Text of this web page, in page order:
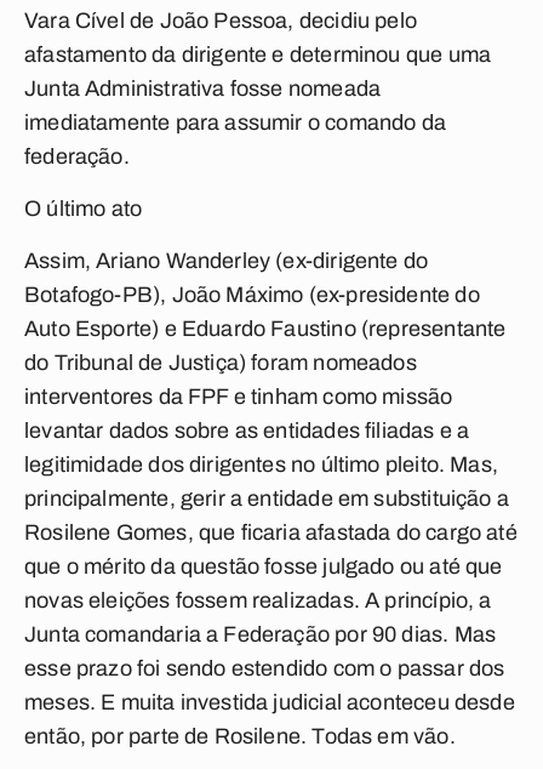
Vara Cível de João Pessoa, decidiu pelo
afastamento da dirigente e determinou que uma
Junta Administrativa fosse nomeada
imediatamente para assumir o comando da
federação.
O último ato
Assim, Ariano Wanderley (ex-dirigente do
Botafogo-PB), João Máximo (ex-presidente do
Auto Esporte) e Eduardo Faustino (representante
do Tribunal de Justiça) foram nomeados
interventores da FPF e tinham como missão
levantar dados sobre as entidades filiadas e a
legitimidade dos dirigentes no último pleito. Mas,
principalmente, gerir a entidade em substituição a
Rosilene Gomes, que ficaria afastada do cargo até
que o mérito da questão fosse julgado ou até que
novas eleições fossem realizadas. A princípio, a
Junta comandaria a Federação por 90 dias. Mas
esse prazo foi sendo estendido com o passar dos
meses. E muita investida judicial aconteceu desde
então, por parte de Rosilene. Todas em vão.